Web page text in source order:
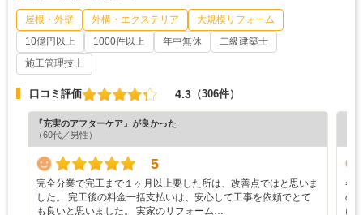
屋根・外壁 外構・エクステリア
大規模リフォーム
10億円以上
1000件以上 年中無休
二級建築士
施工管理技士
口コミ評価 4.3 （306件）
『充実のアフターケア』が良かった
（60代／男性）
5
完全分業で完工まで１ヶ月以上要した所は、改善点ではと思いま
した。 完工後の料金一括支払いは、安心して工事を依頼でとて
も良いと思いました。 実家のリフォーム…
各
の
に